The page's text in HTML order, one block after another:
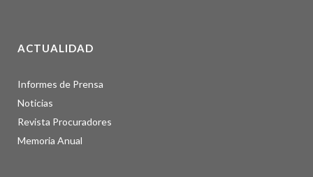
ACTUALIDAD
Informes de Prensa
Noticias
Revista Procuradores
Memoria Anual